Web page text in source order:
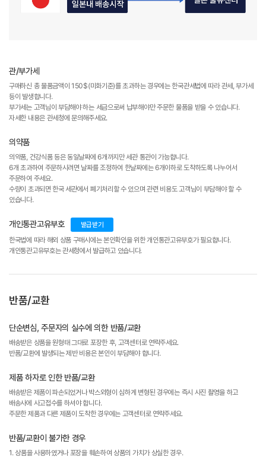
관/부가세
구매하신 총 물품금액이 150$(미화기준)를 초과하는 경우에는 한국관세법에 따라 관세, 부가세
등이 발생합니다.
부가세는 고객님이 부담해야 하는 세금으로써 납부해야만 주문한 물품을 받을 수 있습니다.
자세한 내용은 관세청에 문의해주세요.
의약품
의약품, 건강식품 등은 동일날짜에 6개까지만 세관 통관이 가능합니다.
6개 초과하여 주문하시려면 날짜를 조정하여 한날짜에는 6개이하로 도착하도록 나누어서
주문하여 주세요.
수량이 초과되면 한국 세관에서 폐기처리할 수 있으며 관련 비용도 고객님이 부담해야 할 수
있습니다.
개인통관고유부호 발급받기
한국법에 따라 해외 상품 구매시에는 본인확인을 위한 개인통관고유부호가 필요합니다.
개인통관고유부호는 관세청에서 발급하고 있습니다.
반품/교환
단순변심, 주문자의 실수에 의한 반품/교환
배송받은 상품을 원형태 그대로 포장한 후, 고객센터로 연락주세요.
반품/교환에 발생되는 제반 비용은 본인이 부담해야 합니다.
제품 하자로 인한 반품/교환
배송받은 제품이 파손되었거나 박스외형이 심하게 변형된 경우에는 즉시 사진 촬영을 하고
배송사에 사고접수를 하셔야 합니다.
주문한 제품과 다른 제품이 도착한 경우에는 고객센터로 연락주세요.
반품/교환이 불가한 경우
1. 상품을 사용하였거나 포장을 훼손하여 상품의 가치가 상실한 경우.